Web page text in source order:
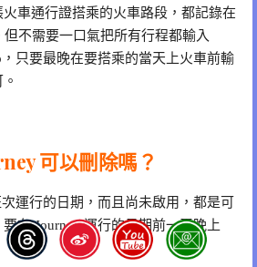
車通行證搭乘的火車路段，都記錄在
但不需要一口氣把所有行程都輸入
只要最晚在要搭乘的當天上火車前輸
可以刪除嗎？
運行的日期，而且尚未啟用，都是可
在 Journey 運行的日期前一天晚上